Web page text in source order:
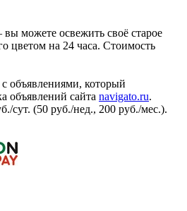
можете освежить своё старое
цветом на 24 часа. Стоимость
объявлениями, который
объявлений сайта navigato.ru.
сут. (50 руб./нед., 200 руб./мес.).